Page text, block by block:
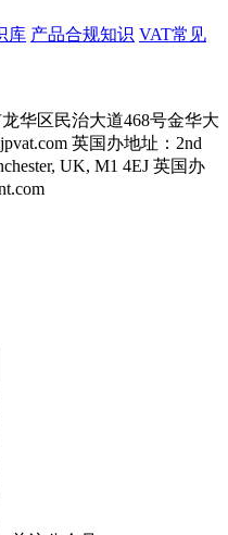
库 产品合规知识 VAT常见
华区民治大道468号金华大
英国办地址：2nd
UK, M1 4EJ 英国办